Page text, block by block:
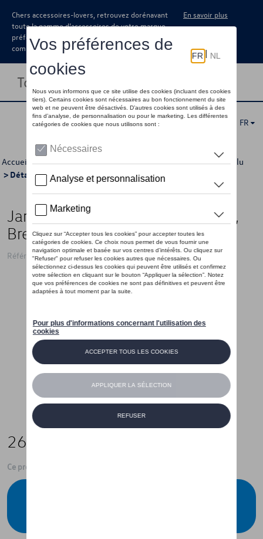
Chers accessoires-lovers, retrouvez dorénavant
toute la gamme d’accessoires de votre marque
préférée sous forme de catalogue à
commander auprès de votre concessionaire.
En savoir plus
Toggle navigation
FR
Accueil >Catalogue Volkswagen >Jantes et roues >Jantes alu
> Détail
Jante en alliage, 6.5J x 16 ET60,
Brest, Argent Brillant
Référence: 7T0071496 8Z8
269,00 €
Ce produit n'est actuellement pas de stock